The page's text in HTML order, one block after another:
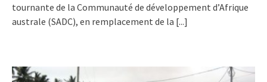
tournante de la Communauté de développement d’Afrique
australe (SADC), en remplacement de la [...]